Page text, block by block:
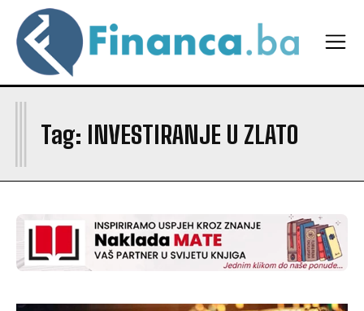
Tag: INVESTIRANJE U ZLATO
I